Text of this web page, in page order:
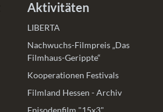
Aktivitäten
LIBERTA
Nachwuchs-Filmpreis „Das
Filmhaus-Gerippte“
Kooperationen Festivals
Filmland Hessen - Archiv
Episodenfilm "15x3"